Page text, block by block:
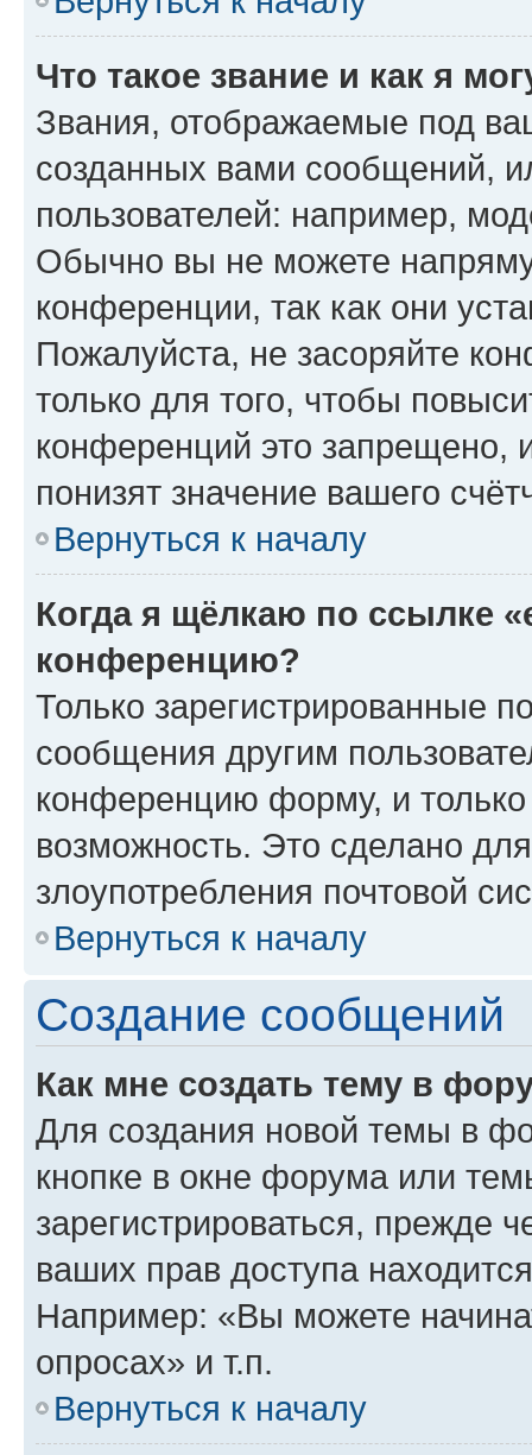
Что такое звание и как я
Звания, отображаемые под
созданных вами сообщений,
пользователей: например,
Обычно вы не можете
конференции, так как они
Пожалуйста, не засоряйте
только для того, чтобы
конференций это запрещено,
понизят значение вашего
Вернуться к началу
Когда я щёлкаю по ссылке
конференцию?
Только зарегистрированные
сообщения другим
конференцию форму, и
возможность. Это сделано
злоупотребления почтовой
Вернуться к началу
Создание сообщений
Как мне создать тему в
Для создания новой темы в
кнопке в окне форума или
зарегистрироваться, прежде
ваших прав доступа
Например: «Вы можете
опросах» и т.п.
Вернуться к началу